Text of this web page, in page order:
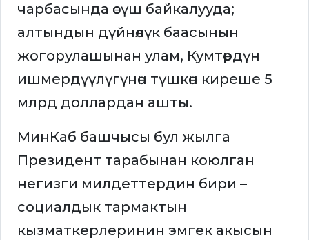
чарбасында өсүш байкалууда;
алтындын дүйнөлүк баасынын
жогорулашынан улам, Кумтөрдүн
ишмердүүлүгүнөн түшкөн киреше 5
млрд доллардан ашты.
МинКаб башчысы бул жылга
Президент тарабынан коюлган
негизги милдеттердин бири –
социалдык тармактын
кызматкерлеринин эмгек акысын